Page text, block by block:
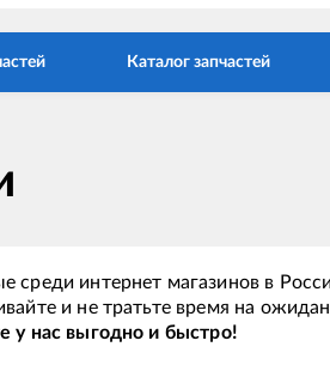
Каталог запчастей
среди интернет магазинов в
и не тратьте время на
у нас выгодно и быстро!